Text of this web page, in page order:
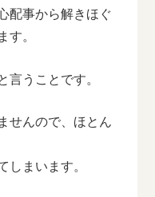
配事から解きほぐ
す。
言うことです。
せんので、ほとん
しまいます。